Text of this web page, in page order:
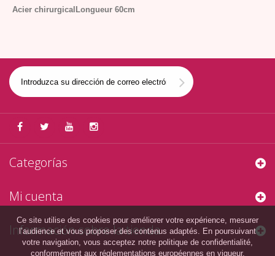
Acier chirurgical Longueur 60cm
Categorías
Mi cuenta
Información sobre la tienda
Ce site utilise des cookies pour améliorer votre expérience, mesurer
l’audience et vous proposer des contenus adaptés. En poursuivant
votre navigation, vous acceptez notre politique de confidentialité,
conformément aux réglementations européennes en vigueur.